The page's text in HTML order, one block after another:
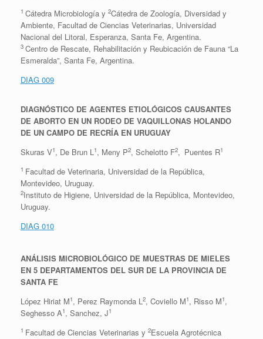
1 Cátedra Microbiología y 2Cátedra de Zoología, Diversidad y
Ambiente, Facultad de Ciencias Veterinarias, Universidad
Nacional del Litoral, Esperanza, Santa Fe, Argentina.
3 Centro de Rescate, Rehabilitación y Reubicación de Fauna “La
Esmeralda”, Santa Fe, Argentina.
DIAG 009
DIAGNÓSTICO DE AGENTES ETIOLÓGICOS CAUSANTES
DE ABORTO EN UN RODEO DE VAQUILLONAS HOLANDO
DE UN CAMPO DE RECRÍA EN URUGUAY
Skuras V1, De Brun L 1, Meny P2, Schelotto F2, Puentes R1
1 Facultad de Veterinaria, Universidad de la República,
Montevideo, Uruguay.
2Instituto de Higiene, Universidad de la República, Montevideo,
Uruguay.
DIAG 010
ANÁLISIS MICROBIOLÓGICO DE MUESTRAS DE MIELES
EN 5 DEPARTAMENTOS DEL SUR DE LA PROVINCIA DE
SANTA FE
López Hiriat M1, Perez Raymonda L 2, Coviello M1, Risso M1,
Seghesso A1, Sanchez, J1
1 Facultad de Ciencias Veterinarias y 2Escuela Agrotécnica